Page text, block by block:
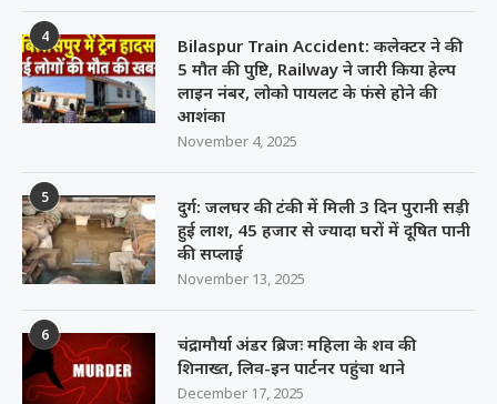
4
Bilaspur Train Accident: कलेक्टर ने की
5 मौत की पुष्टि, Railway ने जारी किया हेल्प
लाइन नंबर, लोको पायलट के फंसे होने की
आशंका
November 4, 2025
5
दुर्ग: जलघर की टंकी में मिली 3 दिन पुरानी सड़ी
हुई लाश, 45 हजार से ज्यादा घरों में दूषित पानी
की सप्लाई
November 13, 2025
6
चंद्रामौर्या अंडर ब्रिजः महिला के शव की
शिनाख्त, लिव-इन पार्टनर पहुंचा थाने
December 17, 2025